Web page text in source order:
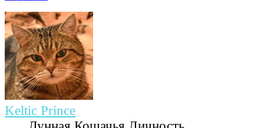
Keltic Prince